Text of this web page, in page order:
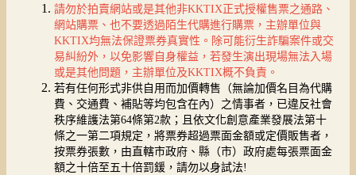
請勿於拍賣網站或是其他非KKTIX正式授權售票之通路、
網站購票、也不要透過陌生代購進行購票，主辦單位與
KKTIX均無法保證票券真實性。除可能衍生詐騙案件或交
易糾紛外，以免影響自身權益，若發生演出現場無法入場
或是其他問題，主辦單位及KKTIX概不負責。
若有任何形式非供自用而加價轉售（無論加價名目為代購
費、交通費、補貼等均包含在內）之情事者，已違反社會
秩序維護法第64條第2款；且依文化創意產業發展法第十
條之一第二項規定，將票券超過票面金額或定價販售者，
按票券張數，由直轄市政府、縣（市）政府處每張票面金
額之十倍至五十倍罰鍰，請勿以身試法!